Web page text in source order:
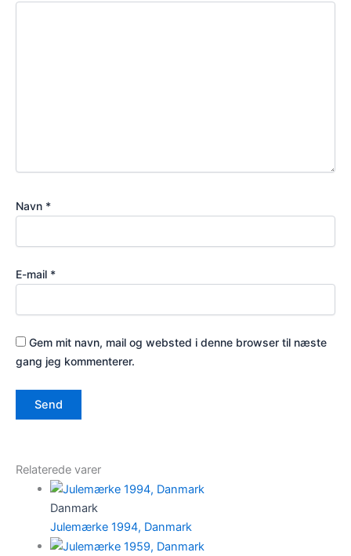
Navn *
E-mail *
Gem mit navn, mail og websted i denne browser til næste
gang jeg kommenterer.
Relaterede varer
Danmark
Julemærke 1994, Danmark